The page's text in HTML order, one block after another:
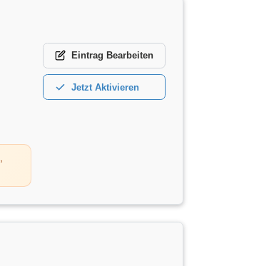
Eintrag Bearbeiten
Jetzt Aktivieren